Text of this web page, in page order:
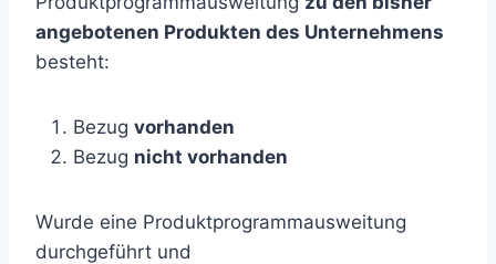
angebotenen Produkten des Unternehmens
besteht:
Bezug vorhanden
Bezug nicht vorhanden
Wurde eine Produktprogrammausweitung
durchgeführt und